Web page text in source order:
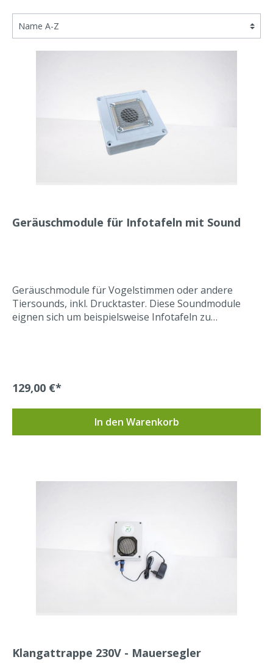
Geräuschmodule für Infotafeln mit Sound
Geräuschmodule für Vogelstimmen oder andere
Tiersounds, inkl. Drucktaster. Diese Soundmodule
eignen sich um beispielsweise Infotafeln zu
vandalismussicheres Übergehäuse kann auf Wunsch
mit angeboten werden. Diese Soundmudule eignen
sich für den Einsatz im Bereich Umweltbildung.Extrem
sparsamer Energieverbrauch, da keinerlei
Stromverbrauch des Moduls im Standby-
AA-Batterien, auswechselbar.Die Sounds können
Wenn Sie gesprochenen Text wiedergeben möchten,
können wir eine höherwertige Variante anbieten, die
speziell für Sprachwiedergabe optimiert ist.Hier
finden Sie weitere Eindrücke zum Einsatz
unserer Geräuschmodule in Infotafeln auf
einem Naturlehrpfad Unsere Geräuschmodule im
129,00 €*
In den Warenkorb
Klangattrappe 230V - Mauersegler